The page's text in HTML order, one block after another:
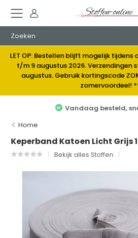
LET OP: Bestellen blijft mogelijk tijdens
t/m 9 augustus 2026. Verzendingen
augustus. Gebruik kortingscode
zomervoordeel!
Vandaag besteld,
Home
Keperband Katoen Licht Grijs
Bekijk alles Stoffen